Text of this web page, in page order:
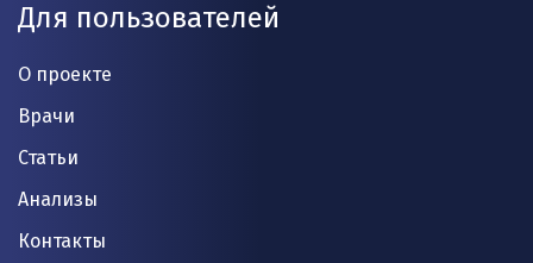
Для пользователей
О проекте
Врачи
Статьи
Анализы
Контакты